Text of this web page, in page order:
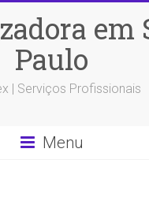
em
Paulo
| Serviços Profissionais
Menu